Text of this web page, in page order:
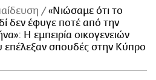
«Νιώσαμε ότι το
δεν έφυγε ποτέ από την
Η εμπειρία οικογενειών
επέλεξαν σπουδές στην Κύπρο